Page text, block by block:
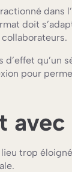
dans
doit
qu’un
pour
lieu trop